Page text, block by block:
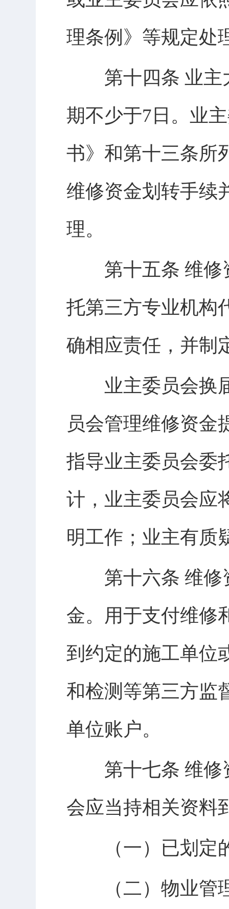
理条例》等规定处
第十四条 业主
期不少于7日。业
书》和第十三条所
维修资金划转手续
理。
第十五条 维修
托第三方专业机构
确相应责任，并制
业主委员会换届
员会管理维修资金
指导业主委员会委
计，业主委员会应
明工作；业主有质
第十六条 维修
金。用于支付维修
到约定的施工单位
和检测等第三方监
单位账户。
第十七条 维修
会应当持相关资料
（一）已划定的
（二）物业管